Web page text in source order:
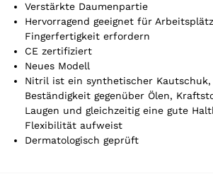
Y
o
Verstärkte Daumenpartie
Hervorragend geeignet für
Fingerfertigkeit erfordern
CE zertifiziert
Neues Modell
Nitril ist ein synthetischer
Beständigkeit gegenüber Ölen,
Laugen und gleichzeitig eine gute
Flexibilität aufweist
Dermatologisch geprüft